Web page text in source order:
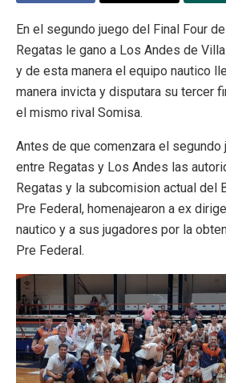
En el segundo juego del Final Four
Regatas le gano a Los Andes de
y de esta manera el equipo nautico
manera invicta y disputara su tercer
el mismo rival Somisa.
Antes de que comenzara el
entre Regatas y Los Andes las
Regatas y la subcomision actual del
Pre Federal, homenajearon a ex
nautico y a sus jugadores por la
Pre Federal.